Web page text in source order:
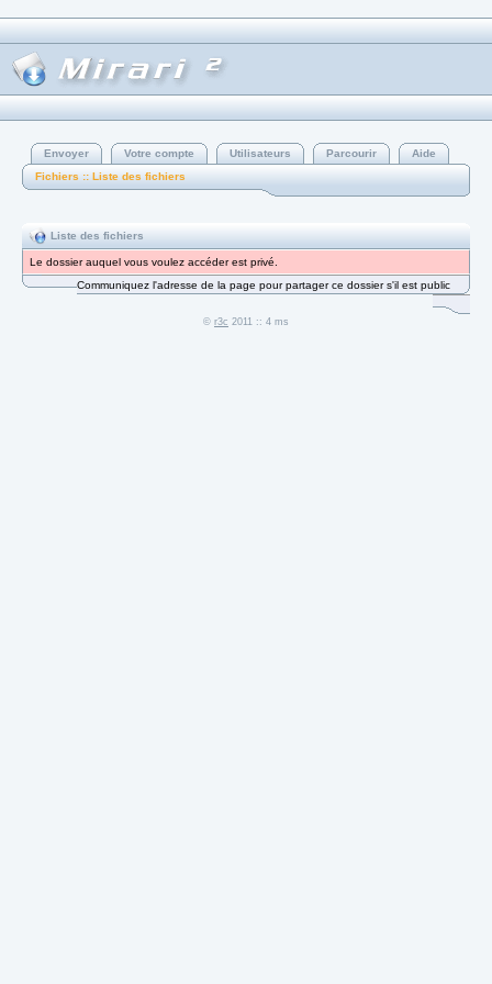
Envoyer Votre compte Utilisateurs Parcourir
Aide
Fichiers :: Liste des fichiers
Liste des fichiers
Le dossier auquel vous voulez accéder est privé.
Communiquez l'adresse de la page pour partager ce dossier s'il est public
© r3c 2011 :: 4 ms